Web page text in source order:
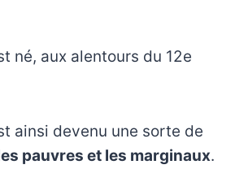
né, aux alentours du 12e
ainsi devenu une sorte de
pauvres et les marginaux.